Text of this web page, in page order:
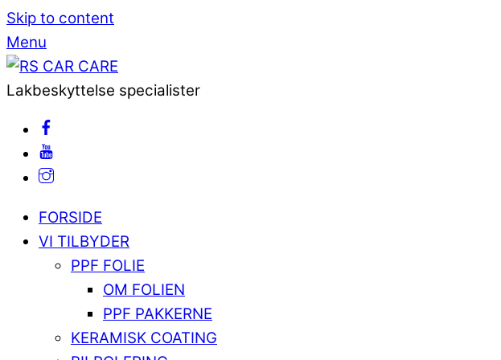
Skip to content
Menu
Lakbeskyttelse specialister
FORSIDE
VI TILBYDER
PPF FOLIE
OM FOLIEN
PPF PAKKERNE
KERAMISK COATING